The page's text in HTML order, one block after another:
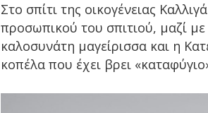
Στο σπίτι της οικογένειας
προσωπικού του σπιτιού, μαζί
καλοσυνάτη μαγείρισσα και η
κοπέλα που έχει βρει